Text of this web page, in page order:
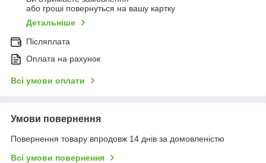
або гроші повернуться на вашу картку
Детальніше
Післяплата
Оплата на рахунок
Всі умови оплати
Умови повернення
Повернення товару впродовж 14 днів за домовленістю
Всі умови повернення